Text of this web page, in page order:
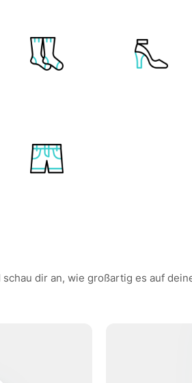
dir an, wie großartig es auf